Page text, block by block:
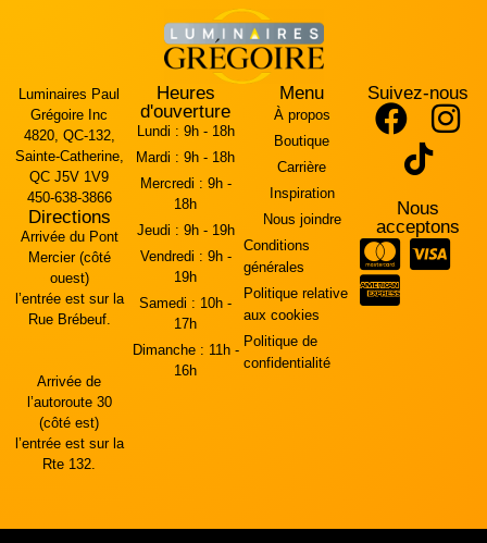
Luminaires Paul
Grégoire Inc
4820, QC-132,
Sainte-Catherine,
QC J5V 1V9
450-638-3866
Directions
Arrivée du Pont
Mercier (côté
ouest)
l’entrée est sur la
Rue Brébeuf.
Arrivée de
l’autoroute 30
(côté est)
l’entrée est sur la
Rte 132.
Heures
d'ouverture
Lundi : 9h - 18h
Mardi : 9h - 18h
Mercredi : 9h -
18h
Jeudi : 9h - 19h
Vendredi : 9h -
19h
Samedi : 10h -
17h
Dimanche : 11h -
16h
Menu
À propos
Boutique
Carrière
Inspiration
Nous joindre
Conditions
générales
Politique relative
aux cookies
Politique de
confidentialité
Suivez-nous
Nous
acceptons